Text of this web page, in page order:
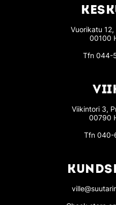
Vuorikatu
00100
Tfn 044-
Viikintori 3,
00790
Tfn 040-